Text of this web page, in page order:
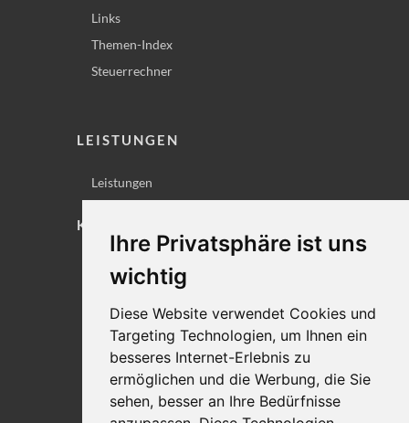
Ihre Privatsphäre ist uns
wichtig
Diese Website verwendet Cookies und
Targeting Technologien, um Ihnen ein
besseres Internet-Erlebnis zu
ermöglichen und die Werbung, die Sie
sehen, besser an Ihre Bedürfnisse
Links
Themen-Index
Steuerrechner
LEISTUNGEN
Leistungen
KONTAKT
Lageplan
Datenschutz
Cookie-Einstellungen